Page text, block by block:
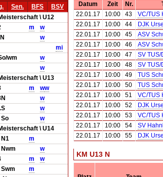
Sen. BFS
BSV
\ U12
m
w
w
mi
wm
w
w
\ U13
m ww
w
w
So
w
\ U14
N1
m
Nwm
w
m
w
m
Datum Zeit Nr.
22.01.17
10:00 43 VC/TUS
22.01.17
10:00 44 DJK
22.01.17
10:00 45 ASV
22.01.17
10:00 46 ASV
22.01.17
10:00 47 SV TUS/
22.01.17
10:00 48 SV TUS/
22.01.17
10:00 49 TUS
22.01.17
10:00 50 TUS
22.01.17
10:00 51 VC/TUS
22.01.17
10:00 52 DJK
22.01.17
10:00 53 VC/TUS
22.01.17
10:00 54 SV
22.01.17
10:00 55 DJK
KM U13 N